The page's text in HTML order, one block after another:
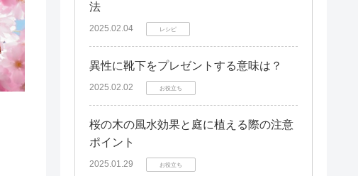
法
2025.02.04 レシピ
異性に靴下をプレゼントする意味は？
2025.02.02 お役立ち
桜の木の風水効果と庭に植える際の注意
ポイント
2025.01.29 お役立ち